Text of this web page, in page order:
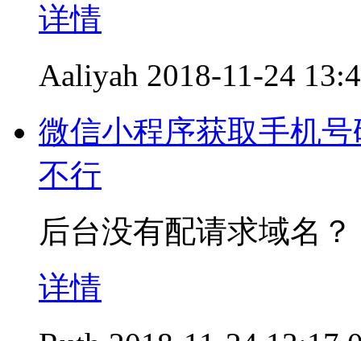
详情
Aaliyah 2018-11-24
微信小程序获取手机
不行
后台没有配请求域名？
详情